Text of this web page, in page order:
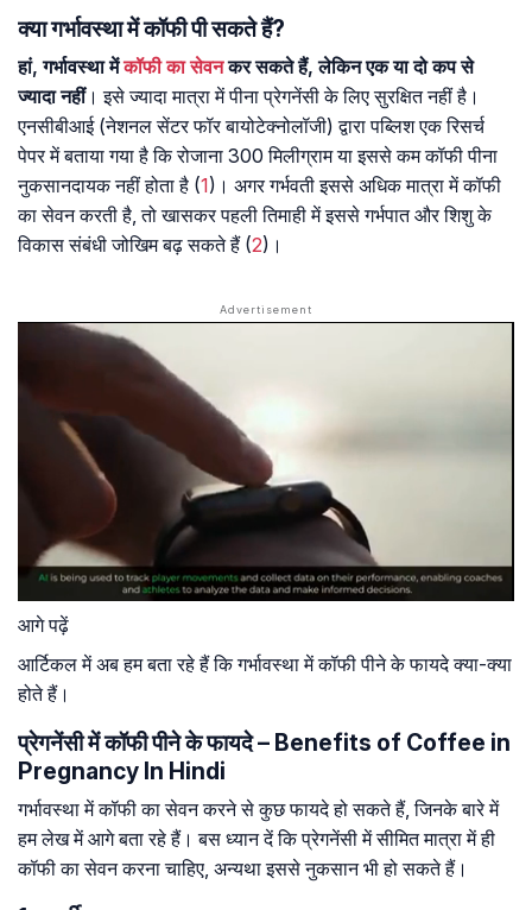
क्या गर्भावस्था में कॉफी पी सकते हैं?
हां, गर्भावस्था मेंकॉफी का सेवनकर सकते हैं, लेकिन एक या दो कप से
ज्यादा नहीं। इसे ज्यादा मात्रा में पीना प्रेगनेंसी के लिए सुरक्षित नहीं है।
एनसीबीआई (नेशनल सेंटर फॉर बायोटेक्नोलॉजी) द्वारा पब्लिश एक रिसर्च
पेपर में बताया गया है कि रोजाना 300 मिलीग्राम या इससे कम कॉफी पीना
नुकसानदायक नहीं होता है (1)। अगर गर्भवती इससे अधिक मात्रा में कॉफी
का सेवन करती है, तो खासकर पहली तिमाही में इससे गर्भपात और शिशु के
विकास संबंधी जोखिम बढ़ सकते हैं (2)।
आगे पढ़ें
आर्टिकल में अब हम बता रहे हैं कि गर्भावस्था में कॉफी पीने के फायदे क्या-क्या
होते हैं।
प्रेगनेंसी में कॉफी पीने के फायदे – Benefits of Coffee in
Pregnancy In Hindi
गर्भावस्था में कॉफी का सेवन करने से कुछ फायदे हो सकते हैं, जिनके बारे में
हम लेख में आगे बता रहे हैं। बस ध्यान दें कि प्रेगनेंसी में सीमित मात्रा में ही
कॉफी का सेवन करना चाहिए, अन्यथा इससे नुकसान भी हो सकते हैं।